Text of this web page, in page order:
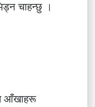
चाहन्छु ।
आँखाहरू